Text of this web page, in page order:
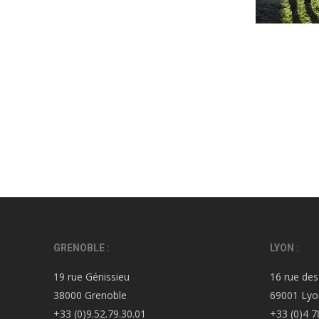
GRENOBLE :
19 rue Génissieu
38000 Grenoble
+33 (0)9.52.79.30.01
LYON :
16 rue
69001
+33 (0)4